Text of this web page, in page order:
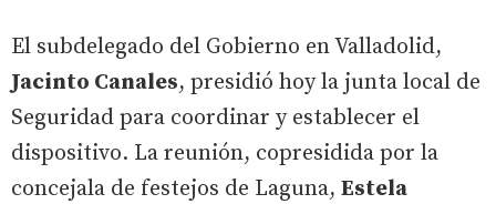
El subdelegado del Gobierno en Valladolid,
Jacinto Canales, presidió hoy la junta local de
Seguridad para coordinar y establecer el
dispositivo. La reunión, copresidida por la
concejala de festejos de Laguna, Estela